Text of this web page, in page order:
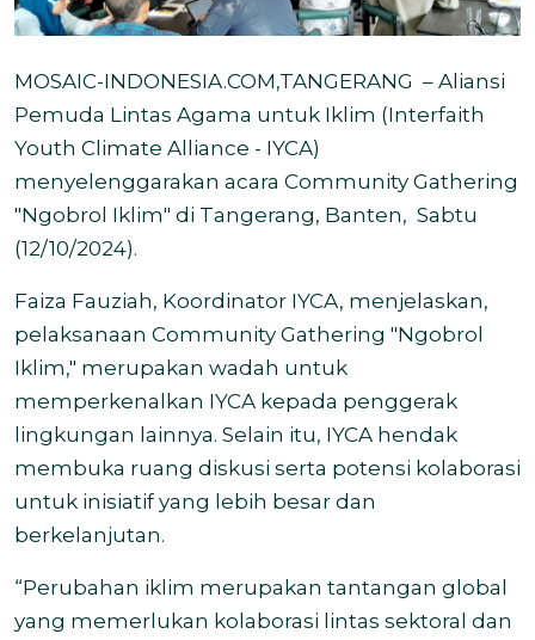
MOSAIC-INDONESIA.COM,TANGERANG – Aliansi
Pemuda Lintas Agama untuk Iklim (Interfaith
Youth Climate Alliance - IYCA)
menyelenggarakan acara Community Gathering
"Ngobrol Iklim" di Tangerang, Banten, Sabtu
(12/10/2024).
Faiza Fauziah, Koordinator IYCA, menjelaskan,
pelaksanaan Community Gathering "Ngobrol
Iklim," merupakan wadah untuk
memperkenalkan IYCA kepada penggerak
lingkungan lainnya. Selain itu, IYCA hendak
membuka ruang diskusi serta potensi kolaborasi
untuk inisiatif yang lebih besar dan
berkelanjutan.
“Perubahan iklim merupakan tantangan global
yang memerlukan kolaborasi lintas sektoral dan